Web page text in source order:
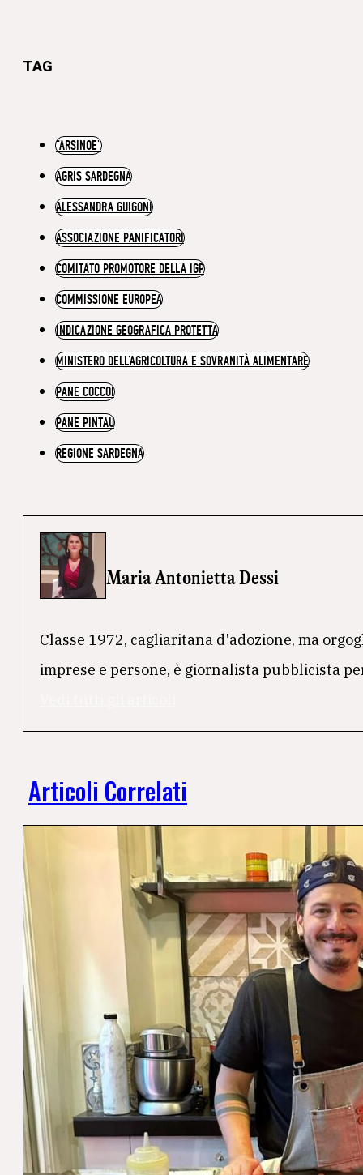
TAG
“ARSINOE”
AGRIS SARDEGNA
ALESSANDRA GUIGONI
ASSOCIAZIONE PANIFICATORI
COMITATO PROMOTORE DELLA IGP
COMMISSIONE EUROPEA
INDICAZIONE GEOGRAFICA PROTETTA
MINISTERO DELL’AGRICOLTURA E SOVRANITÀ ALIMENTARE
PANE COCCOI
PANE PINTAU
REGIONE SARDEGNA
Maria Antonietta Dessì
Classe 1972, cagliaritana d'adozione, ma
imprese e persone, è giornalista pubblicista
Articoli Correlati